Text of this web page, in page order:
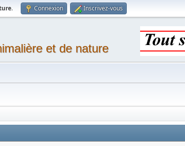
. Connexion Inscrivez-vous
et de nature